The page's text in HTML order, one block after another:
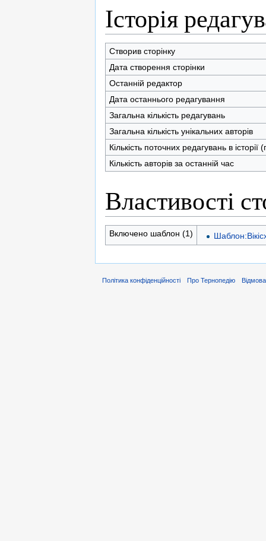
Історія
Створив сторінку
Дата створення сторінки
Останній редактор
Дата останнього редагування
Загальна кількість редагувань
Загальна кількість унікальних авторів
Кількість поточних редагувань в
Кількість авторів за останній час
Властивості
Включено шаблон (1)
Політика конфіденційності Про Тернопедію